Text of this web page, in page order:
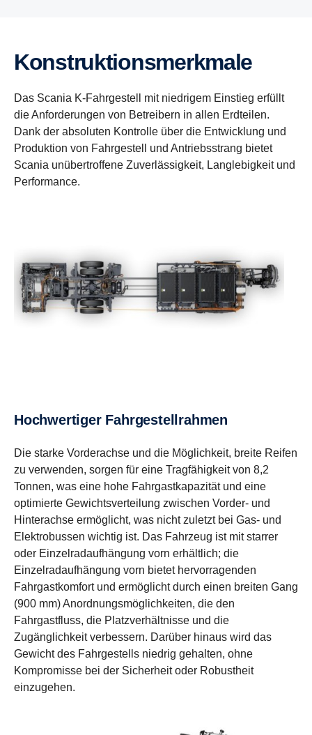
Konstruktionsmerkmale
Das Scania K-Fahrgestell mit niedrigem Einstieg erfüllt
die Anforderungen von Betreibern in allen Erdteilen.
Dank der absoluten Kontrolle über die Entwicklung und
Produktion von Fahrgestell und Antriebsstrang bietet
Scania unübertroffene Zuverlässigkeit, Langlebigkeit und
Performance.
Hochwertiger Fahrgestellrahmen
Die starke Vorderachse und die Möglichkeit, breite Reifen
zu verwenden, sorgen für eine Tragfähigkeit von 8,2
Tonnen, was eine hohe Fahrgastkapazität und eine
optimierte Gewichtsverteilung zwischen Vorder- und
Hinterachse ermöglicht, was nicht zuletzt bei Gas- und
Elektrobussen wichtig ist. Das Fahrzeug ist mit starrer
oder Einzelradaufhängung vorn erhältlich; die
Einzelradaufhängung vorn bietet hervorragenden
Fahrgastkomfort und ermöglicht durch einen breiten Gang
(900 mm) Anordnungsmöglichkeiten, die den
Fahrgastfluss, die Platzverhältnisse und die
Zugänglichkeit verbessern. Darüber hinaus wird das
Gewicht des Fahrgestells niedrig gehalten, ohne
Kompromisse bei der Sicherheit oder Robustheit
einzugehen.